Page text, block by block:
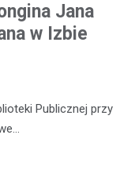
Jana
w Izbie
Publicznej przy